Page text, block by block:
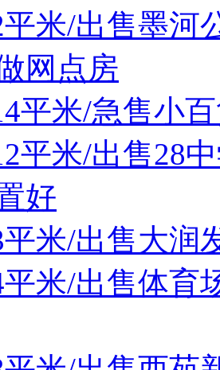
平米/出售墨河
网点房
平米/急售小
平米/出售28
好
平米/出售大润
平米/出售体育